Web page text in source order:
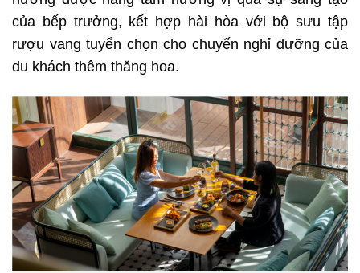
của bếp trưởng, kết hợp hài hòa với bộ sưu tập
rượu vang tuyển chọn cho chuyến nghỉ dưỡng của
du khách thêm thăng hoa.